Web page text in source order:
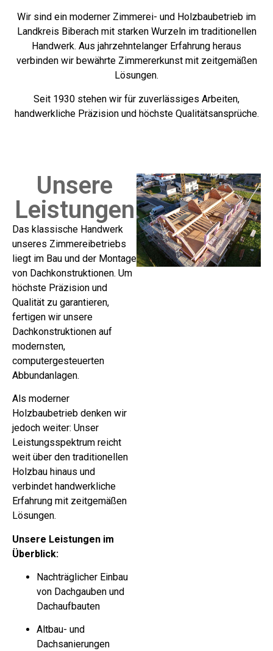
Wir sind ein moderner Zimmerei- und Holzbaubetrieb im
Landkreis Biberach mit starken Wurzeln im traditionellen
Handwerk. Aus jahrzehntelanger Erfahrung heraus
verbinden wir bewährte Zimmererkunst mit zeitgemäßen
Lösungen.
Seit 1930 stehen wir für zuverlässiges Arbeiten,
handwerkliche Präzision und höchste Qualitätsansprüche.
Unsere
Leistungen
Das klassische Handwerk
unseres Zimmereibetriebs
liegt im Bau und der Montage
von Dachkonstruktionen. Um
höchste Präzision und
Qualität zu garantieren,
fertigen wir unsere
Dachkonstruktionen auf
modernsten,
computergesteuerten
Abbundanlagen.
Als moderner
Holzbaubetrieb denken wir
jedoch weiter: Unser
Leistungsspektrum reicht
weit über den traditionellen
Holzbau hinaus und
verbindet handwerkliche
Erfahrung mit zeitgemäßen
Lösungen.
Unsere Leistungen im
Überblick:
Nachträglicher Einbau
von Dachgauben und
Dachaufbauten
Altbau- und
Dachsanierungen